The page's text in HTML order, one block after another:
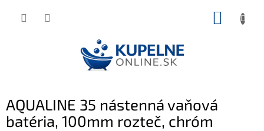
AQUALINE 35 nástenná vaňová
batéria, 100mm rozteč, chróm